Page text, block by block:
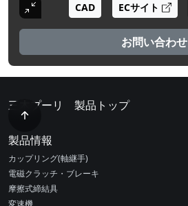
CAD ECサイト
お問い合わせ
三木プーリ 製品トップ
製品情報
カップリング(軸継手)
電磁クラッチ・ブレーキ
摩擦式締結具